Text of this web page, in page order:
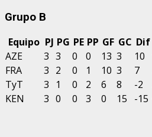
Grupo B
Equipo PJ PG PE PP GF GC Dif
AZE
3 3 0 0 13 3 10
FRA
3 2 0 1 10 3 7
TyT
3 1 0 2 6 8 -2
KEN
3 0 0 3 0 15 -15